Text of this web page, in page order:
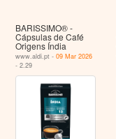
BARISSIMO® -
Cápsulas de Café
Origens Índia
www.aldi.pt -09 Mar 2026
- 2.29